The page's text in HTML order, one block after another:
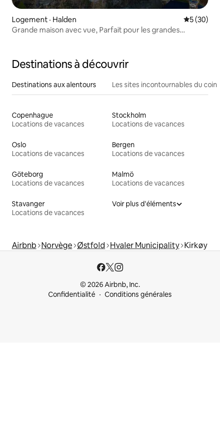
Logement · Halden Note
5 (30)
Grande maison avec vue, Parfait pour les grandes
Destinations à découvrir
Destinations aux alentours Les sites incontournables du coin
Copenhague
Locations de vacances
Stockholm
Locations de vacances
Oslo
Locations de vacances
Bergen
Locations de vacances
Göteborg
Locations de vacances
Malmö
Locations de vacances
Stavanger
Locations de vacances
Voir plus d'éléments
Airbnb Norvège Østfold Hvaler Municipality Kirkøy
© 2026 Airbnb, Inc.
Confidentialité
Conditions générales